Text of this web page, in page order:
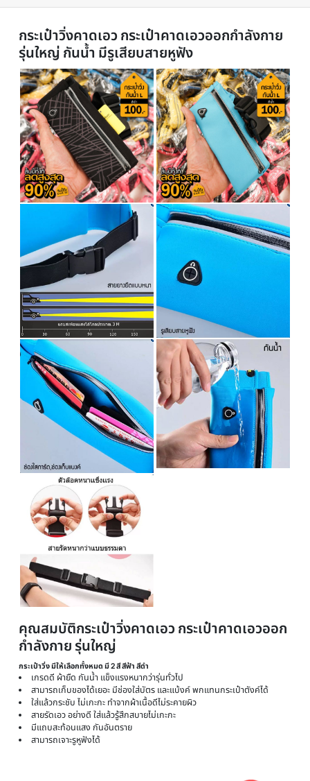
ผ่อนได้ทุกชิ้น
ทักแชท
แนะนำสินค้าฟรี
รายละเอียด
กระเป๋าวิ่งคาดเอว กระเป๋าคาดเอวออกกำลังก
รุ่นใหญ่ กันน้ำ มีรูเสียบสายหูฟัง